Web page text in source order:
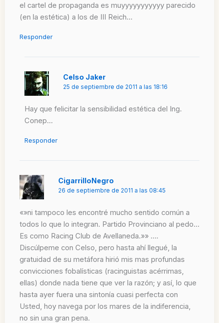
el cartel de propaganda es muyyyyyyyyyyy parecido
(en la estética) a los de III Reich…
Responder
Celso Jaker
25 de septiembre de 2011 a las 18:16
Hay que felicitar la sensibilidad estética del Ing.
Conep…
Responder
CigarrilloNegro
26 de septiembre de 2011 a las 08:45
«»ni tampoco les encontré mucho sentido común a
todos lo que lo integran. Partido Provinciano al pedo…
Es como Racing Club de Avellaneda.»» ….
Discúlpeme con Celso, pero hasta ahí llegué, la
gratuidad de su metáfora hirió mis mas profundas
convicciones fobalísticas (racinguistas acérrimas,
ellas) donde nada tiene que ver la razón; y así, lo que
hasta ayer fuera una sintonía cuasi perfecta con
Usted, hoy navega por los mares de la indiferencia,
no sin una gran pena.